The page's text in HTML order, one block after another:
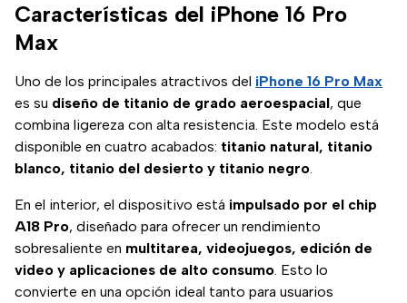
Características del iPhone 16 Pro
Max
Uno de los principales atractivos del iPhone 16 Pro Max
es su diseño de titanio de grado aeroespacial, que
combina ligereza con alta resistencia. Este modelo está
disponible en cuatro acabados: titanio natural, titanio
blanco, titanio del desierto y titanio negro.
En el interior, el dispositivo está impulsado por el chip
A18 Pro, diseñado para ofrecer un rendimiento
sobresaliente en multitarea, videojuegos, edición de
video y aplicaciones de alto consumo. Esto lo
convierte en una opción ideal tanto para usuarios